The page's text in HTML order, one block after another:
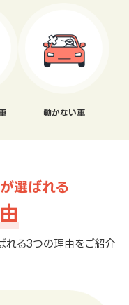
動かない車
選ばれる
れる3つの理由をご紹介